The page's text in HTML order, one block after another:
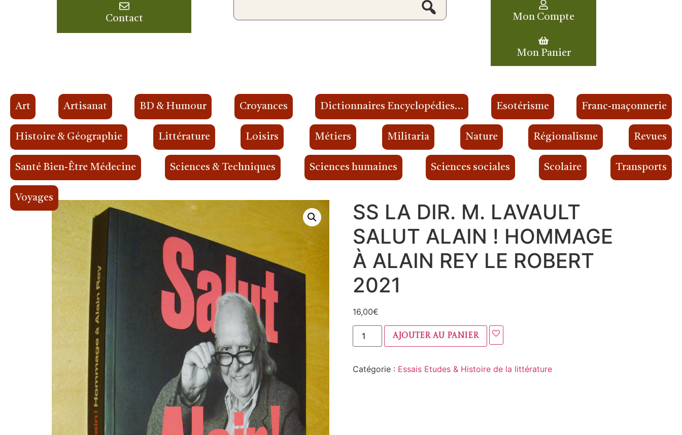
Contact Mon Compte
Mon Panier
Art Artisanat BD & Humour Croyances Dictionnaires Encyclopédies… Esotérisme Franc-maçonnerie
Histoire & Géographie Littérature Loisirs Métiers Militaria Nature Régionalisme Revues
Santé Bien-Être Médecine Sciences & Techniques Sciences humaines Sciences sociales Scolaire Transports
Voyages
SS LA DIR. M. LAVAULT
SALUT ALAIN ! HOMMAGE
À ALAIN REY LE ROBERT
2021
16,00€
Ajouter au panier
Catégorie : Essais Etudes & Histoire de la littérature